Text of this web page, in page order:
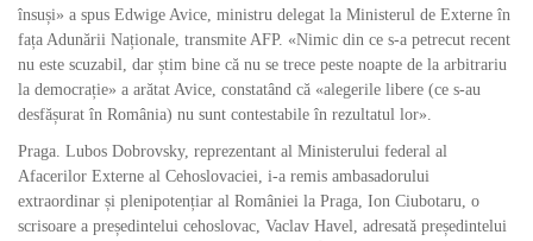
însuși» a spus Edwige Avice, ministru delegat la Ministerul de Externe în
fața Adunării Naționale, transmite AFP. «Nimic din ce s-a petrecut recent
nu este scuzabil, dar știm bine că nu se trece peste noapte de la arbitrariu
la democrație» a arătat Avice, constatând că «alegerile libere (ce s-au
desfășurat în România) nu sunt contestabile în rezultatul lor».
Praga. Lubos Dobrovsky, reprezentant al Ministerului federal al
Afacerilor Externe al Cehoslovaciei, i-a remis ambasadorului
extraordinar și plenipotențiar al României la Praga, Ion Ciubotaru, o
scrisoare a președintelui cehoslovac, Vaclav Havel, adresată președintelui